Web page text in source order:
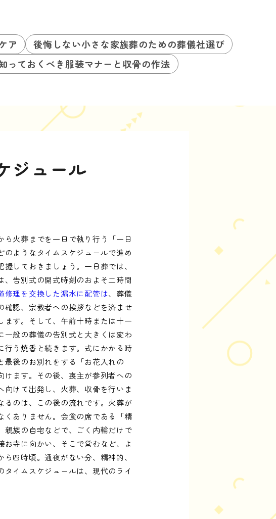
ア
後悔しない小さな家族葬のための葬儀社選び
っておくべき服装マナーと収骨の作法
ジュール
火葬までを一日で執り行う「一日
ようなタイムスケジュールで進め
しておきましょう。一日葬では、
告別式の開式時刻のおよそ二時間
修理を交換した漏水に配管は、葬儀
認、宗教者への挨拶などを済ませ
ます。そして、午前十時または十一
般の葬儀の告別式と大きくは変わ
行う焼香と続きます。式にかかる時
後のお別れをする「お花入れの
ます。その後、喪主が参列者への
けて出発し、火葬、収骨を行いま
のは、この後の流れです。火葬が
ありません。会食の席である「精
族の自宅などで、ごく内輪だけで
寺に向かい、そこで営むなど、よ
四時頃。通夜がない分、精神的、
イムスケジュールは、現代のライ